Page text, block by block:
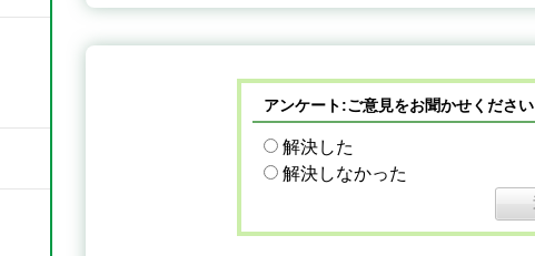
アンケート:ご意見をお聞かせください
解決した
解決しなかった